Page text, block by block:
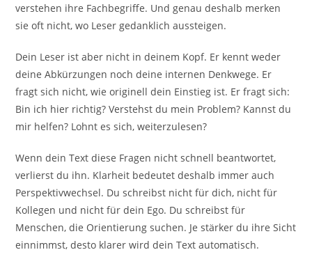
verstehen ihre Fachbegriffe. Und genau deshalb merken
sie oft nicht, wo Leser gedanklich aussteigen.
Dein Leser ist aber nicht in deinem Kopf. Er kennt weder
deine Abkürzungen noch deine internen Denkwege. Er
fragt sich nicht, wie originell dein Einstieg ist. Er fragt sich:
Bin ich hier richtig? Verstehst du mein Problem? Kannst du
mir helfen? Lohnt es sich, weiterzulesen?
Wenn dein Text diese Fragen nicht schnell beantwortet,
verlierst du ihn. Klarheit bedeutet deshalb immer auch
Perspektivwechsel. Du schreibst nicht für dich, nicht für
Kollegen und nicht für dein Ego. Du schreibst für
Menschen, die Orientierung suchen. Je stärker du ihre Sicht
einnimmst, desto klarer wird dein Text automatisch.